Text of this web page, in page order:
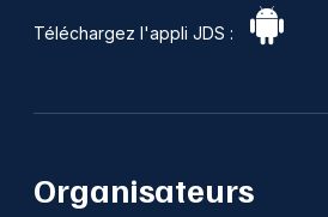
Téléchargez l'appli JDS :
Organisateurs